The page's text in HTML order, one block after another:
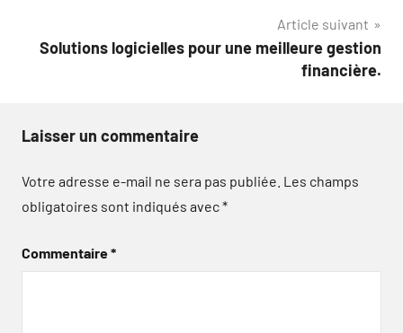
Article suivant
Solutions logicielles pour une meilleure gestion
financière.
Laisser un commentaire
Votre adresse e-mail ne sera pas publiée. Les champs
obligatoires sont indiqués avec*
Commentaire*